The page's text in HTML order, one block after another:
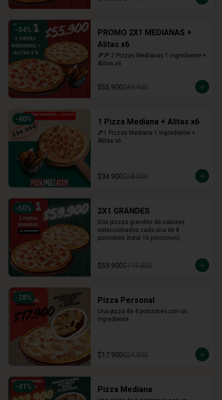
-34%
PROMO 2X1 MEDIANAS +
Alitas x6
🍕🍕 2 Pizzas Medianas 1 ingrediente +
Alitas x6
$55.900$84.400
-40% 1 Pizza Mediana + Alitas x6
🍕1 Pizzas Mediana 1 ingrediente +
Alitas x6
$34.900$58.000
-50% 2X1 GRANDES
Dos pizzas grandes de sabores
seleccionados cada una de 8
porciones (total 16 porciones)
$59.900$119.800
-28% Pizza Personal
Una pizza de 4 porciones con un
ingrediente.
$17.900$24.900
-41 % Pizza Mediana